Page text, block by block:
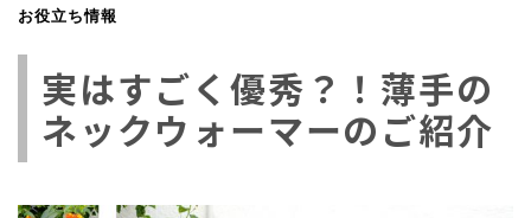
お役立ち情報
実はすごく優秀？！薄手の
ネックウォーマーのご紹介